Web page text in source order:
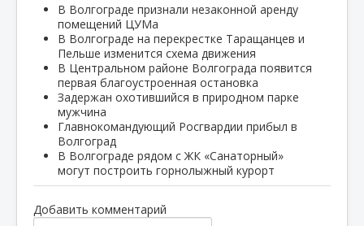
В Волгограде признали незаконной аренду
помещений ЦУМа
В Волгограде на перекрестке Таращанцев и
Пельше изменится схема движения
В Центральном районе Волгограда появится
первая благоустроенная остановка
Задержан охотившийся в природном парке
мужчина
Главнокомандующий Росгвардии прибыл в
Волгоград
В Волгограде рядом с ЖК «Санаторный»
могут построить горнолыжный курорт
Добавить комментарий